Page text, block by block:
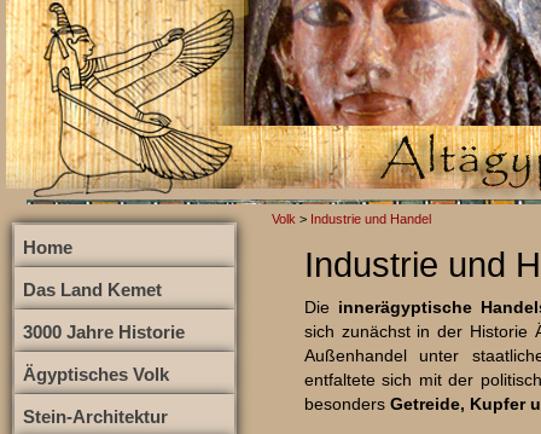
Home
Das Land Kemet
3000 Jahre Historie
Ägyptisches Volk
Stein-Architektur
Volk > Industrie und Handel
Industrie und
Die innerägyptische
sich zunächst in der Historie
Außenhandel unter
entfaltete sich mit der
besonders Getreide, Kupfer